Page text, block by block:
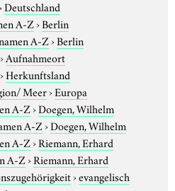
Deutschland
A-Z›Berlin
A-Z›Berlin
Aufnahmeort
Herkunftsland
Meer›Europa
A-Z›Doegen, Wilhelm
A-Z›Doegen, Wilhelm
A-Z›Riemann, Erhard
A-Z›Riemann, Erhard
›evangelisch